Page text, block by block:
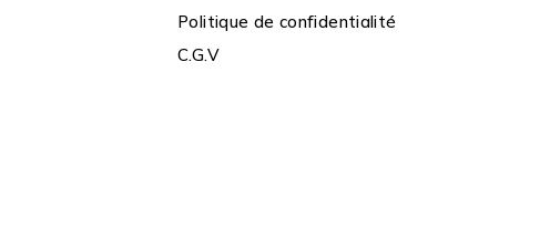
Politique de confidentialité
C.G.V